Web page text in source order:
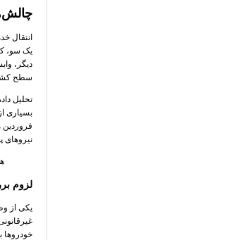
انتقال
یک سو،
دیگر،
سطح
بسیاری
نیروهای
لزوم
یکی از
خودروها